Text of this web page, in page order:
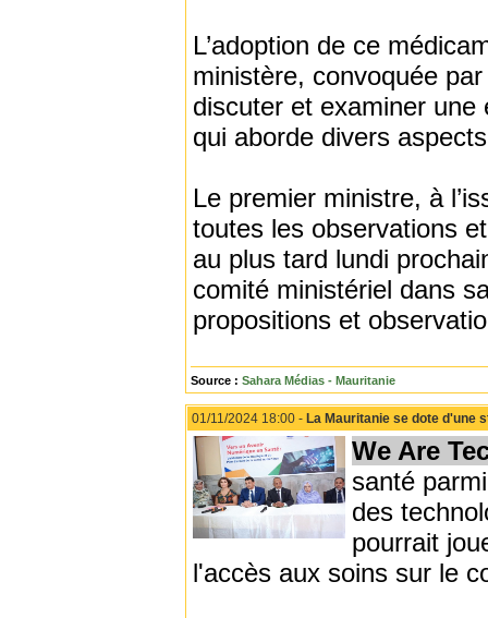
L’adoption de ce
ministère, convoquée
discuter et examiner
qui aborde divers
Le premier ministre, à
toutes les observations
au plus tard lundi
comité ministériel dans
propositions et
Source : Sahara Médias - Mauritanie
01/11/2024 18:00 - La Mauritanie se dote d'une
We Are
santé
des
pourrait
l'accès aux soins sur le